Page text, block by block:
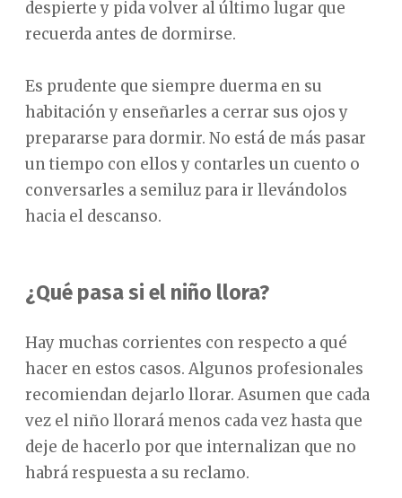
despierte y pida volver al último lugar que
recuerda antes de dormirse.
Es prudente que siempre duerma en su
habitación y enseñarles a cerrar sus ojos y
prepararse para dormir. No está de más pasar
un tiempo con ellos y contarles un cuento o
conversarles a semiluz para ir llevándolos
hacia el descanso.
¿Qué pasa si el niño llora?
Hay muchas corrientes con respecto a qué
hacer en estos casos. Algunos profesionales
recomiendan dejarlo llorar. Asumen que cada
vez el niño llorará menos cada vez hasta que
deje de hacerlo por que internalizan que no
habrá respuesta a su reclamo.